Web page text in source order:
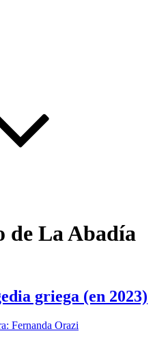
de La Abadía
griega (en 2023)